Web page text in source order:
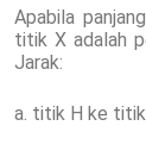
Apabila
titik X adalah
Jarak:
a. titik H ke